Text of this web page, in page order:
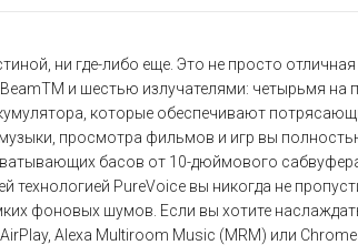
ни где-либо еще. Это не просто отличная
и шестью излучателями: четырьмя на
которые обеспечивают
просмотра фильмов и игр вы
басов от 10-дюймового
PureVoice вы никогда не
фоновых шумов. Если вы хотите
Alexa Multiroom Music (MRM) или